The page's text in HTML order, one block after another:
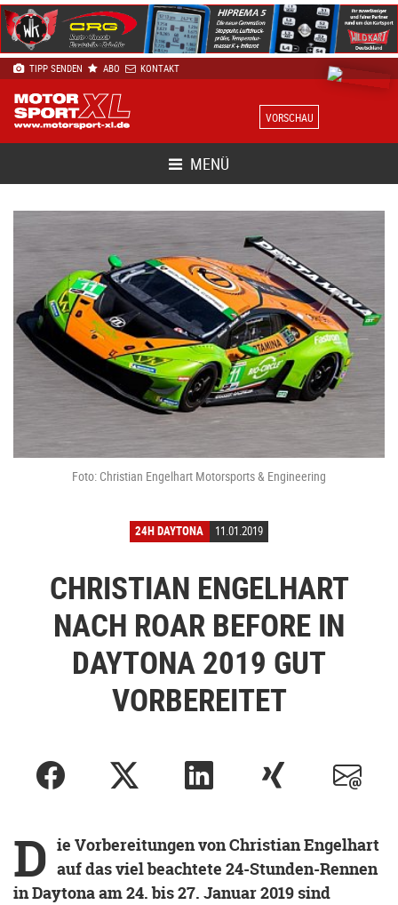
TIPP SENDEN ABO KONTAKT
VORSCHAU
MENÜ
Foto: Christian Engelhart Motorsports & Engineering
24H DAYTONA 11.01.2019
CHRISTIAN ENGELHART
NACH ROAR BEFORE IN
DAYTONA 2019 GUT
VORBEREITET
D ie Vorbereitungen von Christian Engelhart
auf das viel beachtete 24-Stunden-Rennen
in Daytona am 24. bis 27. Januar 2019 sind